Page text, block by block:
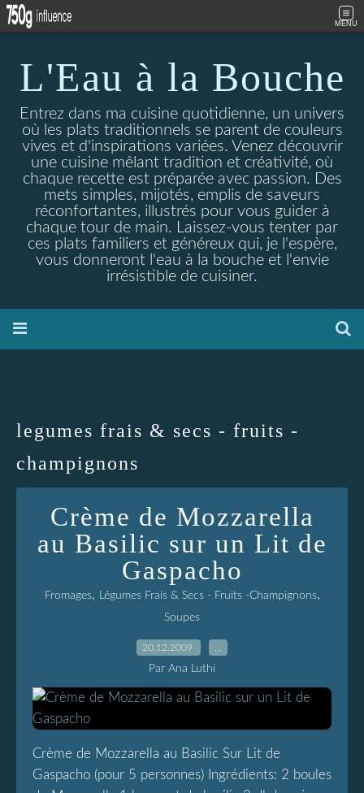
MENU
L'Eau à la Bouche
Entrez dans ma cuisine quotidienne, un univers
où les plats traditionnels se parent de couleurs
vives et d'inspirations variées. Venez découvrir
une cuisine mêlant tradition et créativité, où
chaque recette est préparée avec passion. Des
mets simples, mijotés, emplis de saveurs
réconfortantes, illustrés pour vous guider à
chaque tour de main. Laissez-vous tenter par
ces plats familiers et généreux qui, je l'espère,
vous donneront l'eau à la bouche et l'envie
irrésistible de cuisiner.
legumes frais & secs - fruits -
champignons
Crème de Mozzarella
au Basilic sur un Lit de
Gaspacho
Fromages, Légumes Frais & Secs - Fruits -Champignons,
Soupes
20.12.2009
Par Ana Luthi
Crème de Mozzarella au Basilic Sur Lit de
Gaspacho (pour 5 personnes) Ingrédients: 2 boules